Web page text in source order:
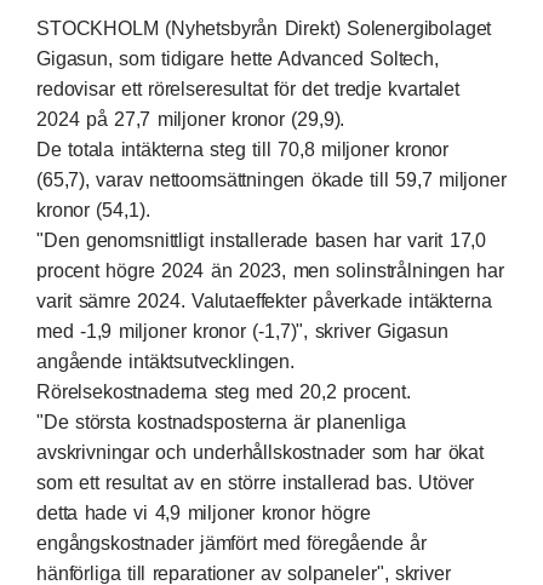
STOCKHOLM (Nyhetsbyrån Direkt) Solenergibolaget
Gigasun, som tidigare hette Advanced Soltech,
redovisar ett rörelseresultat för det tredje kvartalet
2024 på 27,7 miljoner kronor (29,9).
De totala intäkterna steg till 70,8 miljoner kronor
(65,7), varav nettoomsättningen ökade till 59,7 miljoner
kronor (54,1).
"Den genomsnittligt installerade basen har varit 17,0
procent högre 2024 än 2023, men solinstrålningen har
varit sämre 2024. Valutaeffekter påverkade intäkterna
med -1,9 miljoner kronor (-1,7)", skriver Gigasun
angående intäktsutvecklingen.
Rörelsekostnaderna steg med 20,2 procent.
"De största kostnadsposterna är planenliga
avskrivningar och underhållskostnader som har ökat
som ett resultat av en större installerad bas. Utöver
detta hade vi 4,9 miljoner kronor högre
engångskostnader jämfört med föregående år
hänförliga till reparationer av solpaneler", skriver